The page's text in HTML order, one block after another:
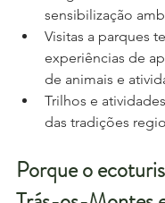
sensibilização
Visitas a parques
experiências de
de animais e
Trilhos e
das tradições
Porque o